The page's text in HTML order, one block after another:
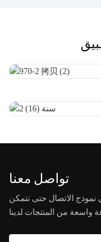
تواصل معنا
نموذج الاتصال حتى نتمكن